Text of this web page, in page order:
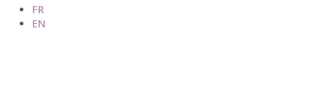
FR
EN